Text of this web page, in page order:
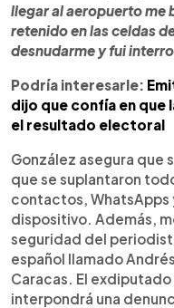
llegar al aeropuerto me
retenido en las celdas
desnudarme y fui
Podría interesarle:
dijo que confía en que
el resultado electoral
González asegura que
que se suplantaron
contactos, WhatsApps
dispositivo. Además,
seguridad del
español llamado
Caracas. El
interpondrá una